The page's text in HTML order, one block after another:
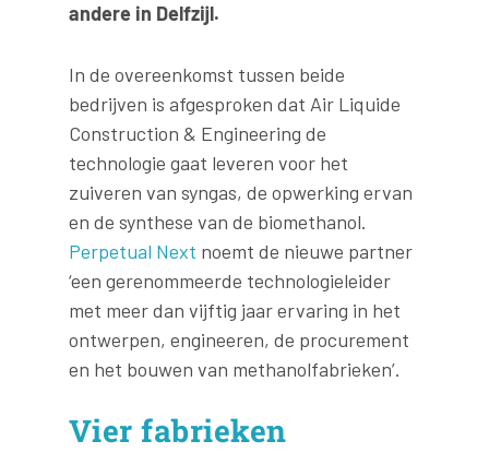
andere in Delfzijl.
In de overeenkomst tussen beide
bedrijven is afgesproken dat Air Liquide
Construction & Engineering de
technologie gaat leveren voor het
zuiveren van syngas, de opwerking ervan
en de synthese van de biomethanol.
Perpetual Next noemt de nieuwe partner
‘een gerenommeerde technologieleider
met meer dan vijftig jaar ervaring in het
ontwerpen, engineeren, de procurement
en het bouwen van methanolfabrieken’.
Vier fabrieken